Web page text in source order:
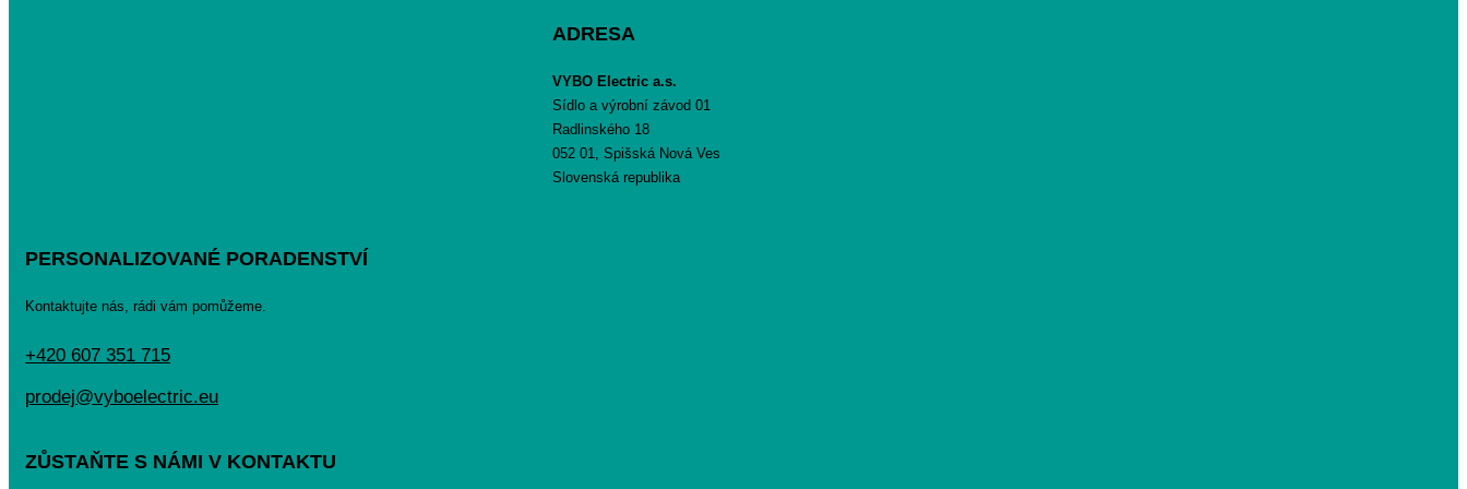
ADRESA
VYBO Electric a.s.
Sídlo a výrobní závod 01
Radlinského 18
052 01, Spišská Nová Ves
Slovenská republika
PERSONALIZOVANÉ PORADENSTVÍ
Kontaktujte nás, rádi vám pomůžeme.
+420 607 351 715
prodej@vyboelectric.eu
ZŮSTAŇTE S NÁMI V KONTAKTU